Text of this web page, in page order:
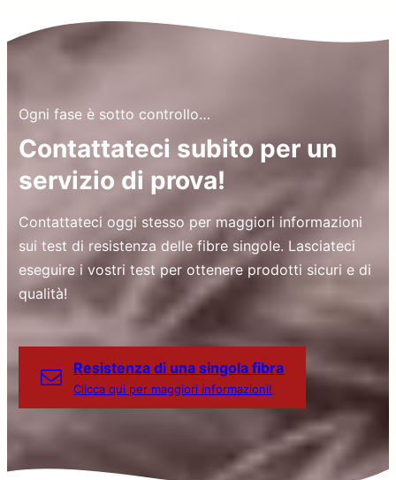
Ogni fase è sotto controllo…
Contattateci subito per un
servizio di prova!
Contattateci oggi stesso per maggiori informazioni
sui test di resistenza delle fibre singole. Lasciateci
eseguire i vostri test per ottenere prodotti sicuri e di
qualità!
Resistenza di una singola fibra
Clicca qui per maggiori informazioni!